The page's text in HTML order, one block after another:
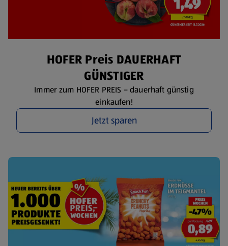
HOFER Preis DAUERHAFT
GÜNSTIGER
Immer zum HOFER PREIS – dauerhaft günstig
einkaufen!
Jetzt sparen